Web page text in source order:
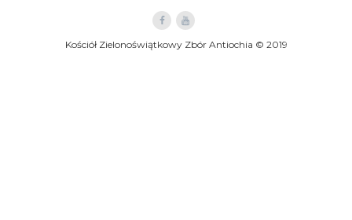
Kościół Zielonoświątkowy Zbór Antiochia © 2019